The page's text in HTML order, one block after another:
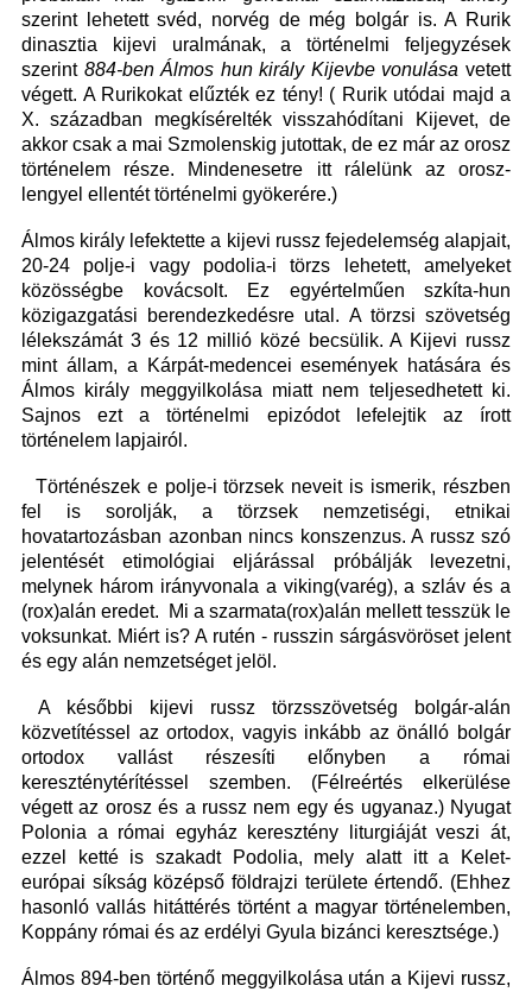
szerint lehetett svéd, norvég de még bolgár is. A Rurik
dinasztia kijevi uralmának, a történelmi feljegyzések
szerint 884-ben Álmos hun király Kijevbe vonulásavetett
végett. A Rurikokat elűzték ez tény! ( Rurik utódai majd a
X. században megkísérelték visszahódítani Kijevet, de
akkor csak a mai Szmolenskig jutottak, de ez már az orosz
történelem része. Mindenesetre itt rálelünk az orosz-
lengyel ellentét történelmi gyökerére.)
Álmos király lefektette a kijevi russz fejedelemség alapjait,
20-24 polje-i vagy podolia-i törzs lehetett, amelyeket
közösségbe kovácsolt. Ez egyértelműen szkíta-hun
közigazgatási berendezkedésre utal. A törzsi szövetség
lélekszámát 3 és 12 millió közé becsülik. A Kijevi russz
mint állam, a Kárpát-medencei események hatására és
Álmos király meggyilkolása miatt nem teljesedhetett ki.
Sajnos ezt a történelmi epizódot lefelejtik az írott
történelem lapjairól.
Történészek e polje-i törzsek neveit is ismerik, részben
fel is sorolják, a törzsek nemzetiségi, etnikai
hovatartozásban azonban nincs konszenzus. A russz szó
jelentését etimológiai eljárással próbálják levezetni,
melynek három irányvonala a viking(varég), a szláv és a
(rox)alán eredet. Mi a szarmata(rox)alán mellett tesszük le
voksunkat. Miért is? A rutén - russzin sárgásvöröset jelent
és egy alán nemzetséget jelöl.
A későbbi kijevi russz törzsszövetség bolgár-alán
közvetítéssel az ortodox, vagyis inkább az önálló bolgár
ortodox vallást részesíti előnyben a római
kereszténytérítéssel szemben. (Félreértés elkerülése
végett az orosz és a russz nem egy és ugyanaz.) Nyugat
Polonia a római egyház keresztény liturgiáját veszi át,
ezzel ketté is szakadt Podolia, mely alatt itt a Kelet-
európai síkság középső földrajzi területe értendő. (Ehhez
hasonló vallás hitáttérés történt a magyar történelemben,
Koppány római és az erdélyi Gyula bizánci keresztsége.)
Álmos 894-ben történő meggyilkolása után a Kijevi russz,